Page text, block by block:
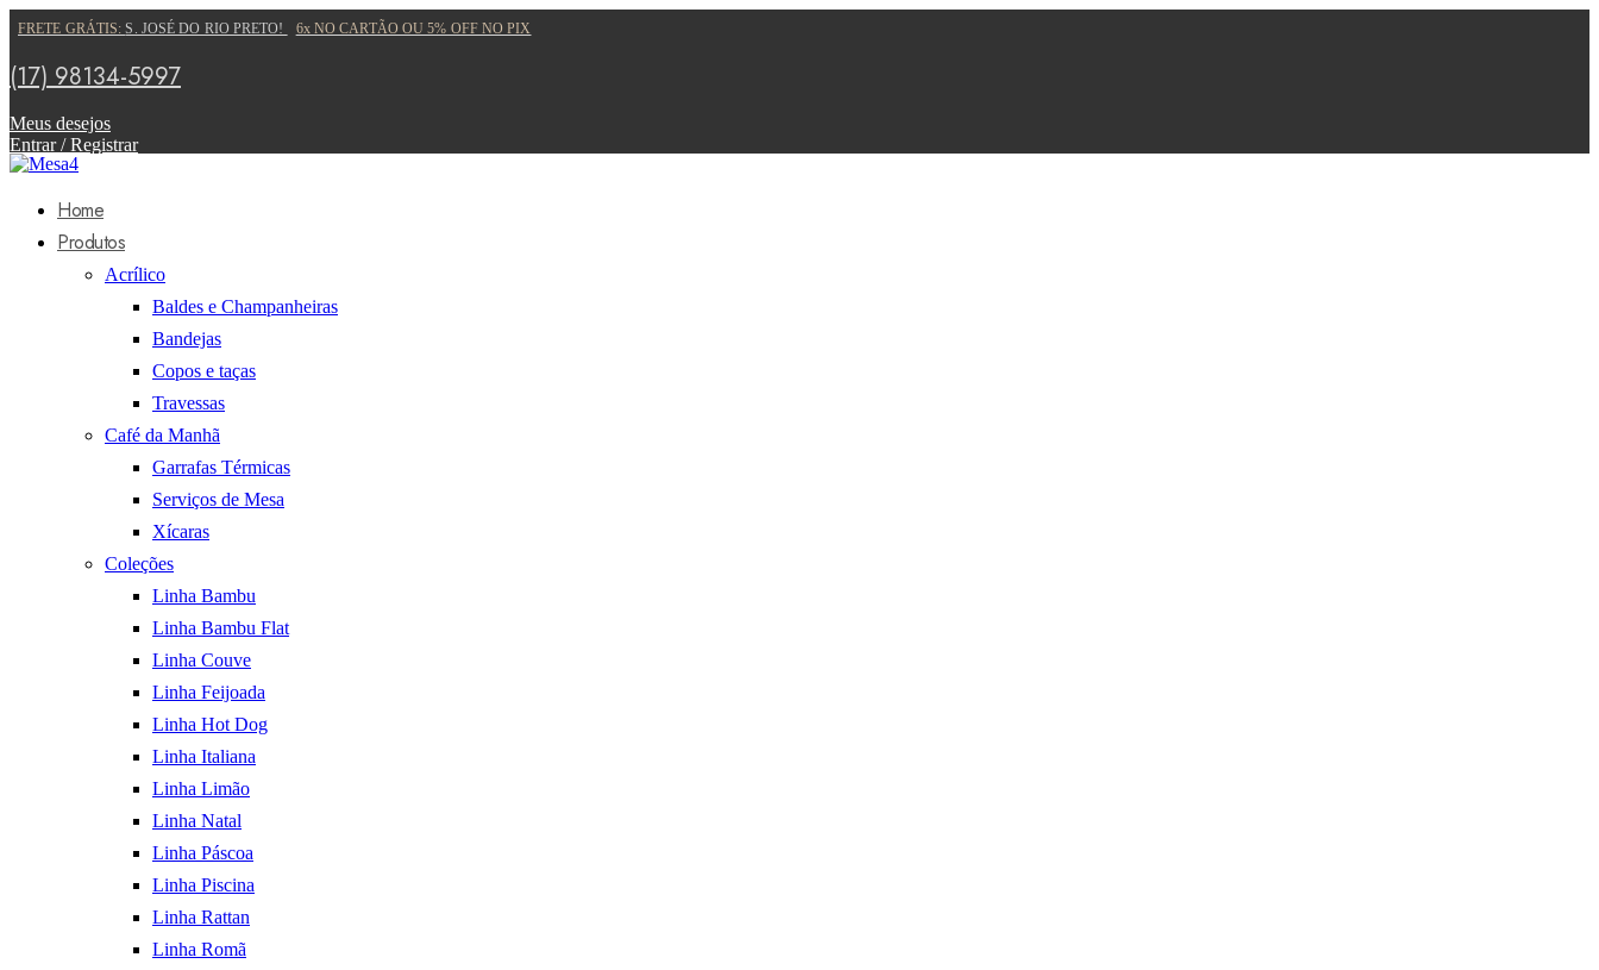
FRETE GRÁTIS:S. JOSÉ DO RIO PRETO! 6x NO CARTÃO OU 5% OFF NO PIX
(17) 98134-5997
Meus desejos
Entrar / Registrar
Home
Produtos
Acrílico
Baldes e Champanheiras
Bandejas
Copos e taças
Travessas
Café da Manhã
Garrafas Térmicas
Serviços de Mesa
Xícaras
Coleções
Linha Bambu
Linha Bambu Flat
Linha Couve
Linha Feijoada
Linha Hot Dog
Linha Italiana
Linha Limão
Linha Natal
Linha Páscoa
Linha Piscina
Linha Rattan
Linha Romã